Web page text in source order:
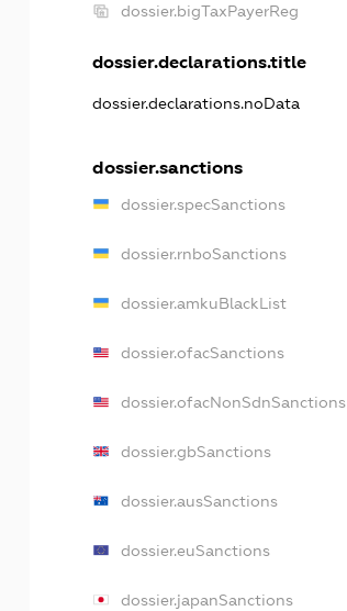
dossier.bigTaxPayerReg
dossier.declarations.title
dossier.declarations.noData
dossier.sanctions
dossier.specSanctions
dossier.rnboSanctions
dossier.amkuBlackList
dossier.ofacSanctions
dossier.ofacNonSdnSanctions
dossier.gbSanctions
dossier.ausSanctions
dossier.euSanctions
dossier.japanSanctions